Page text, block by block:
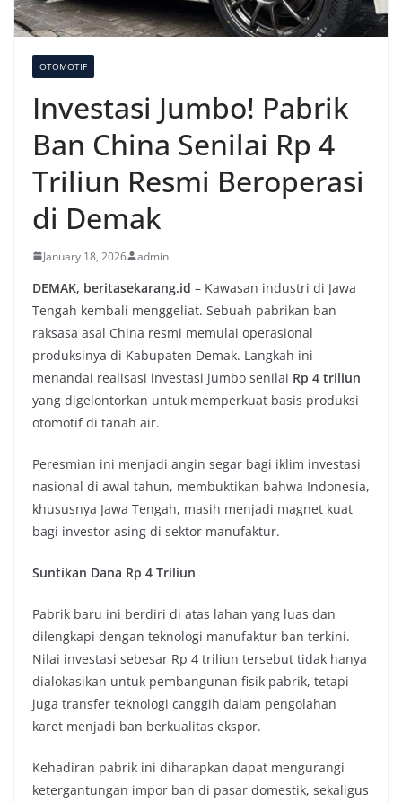
OTOMOTIF
Investasi Jumbo! Pabrik
Ban China Senilai Rp 4
Triliun Resmi Beroperasi
di Demak
January 18, 2026 admin
DEMAK, beritasekarang.id – Kawasan industri di Jawa
Tengah kembali menggeliat. Sebuah pabrikan ban
raksasa asal China resmi memulai operasional
produksinya di Kabupaten Demak. Langkah ini
menandai realisasi investasi jumbo senilai Rp 4 triliun
yang digelontorkan untuk memperkuat basis produksi
otomotif di tanah air.
Peresmian ini menjadi angin segar bagi iklim investasi
nasional di awal tahun, membuktikan bahwa Indonesia,
khususnya Jawa Tengah, masih menjadi magnet kuat
bagi investor asing di sektor manufaktur.
Suntikan Dana Rp 4 Triliun
Pabrik baru ini berdiri di atas lahan yang luas dan
dilengkapi dengan teknologi manufaktur ban terkini.
Nilai investasi sebesar Rp 4 triliun tersebut tidak hanya
dialokasikan untuk pembangunan fisik pabrik, tetapi
juga transfer teknologi canggih dalam pengolahan
karet menjadi ban berkualitas ekspor.
Kehadiran pabrik ini diharapkan dapat mengurangi
ketergantungan impor ban di pasar domestik, sekaligus